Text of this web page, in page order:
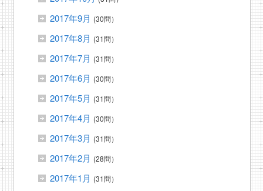
2017年9月 (30問）
2017年8月 (31問）
2017年7月 (31問）
2017年6月 (30問）
2017年5月 (31問）
2017年4月 (30問）
2017年3月 (31問）
2017年2月 (28問）
2017年1月 (31問）